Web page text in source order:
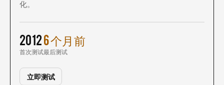
化。
2012
首次测试
6 个月前
最后测试
立即测试